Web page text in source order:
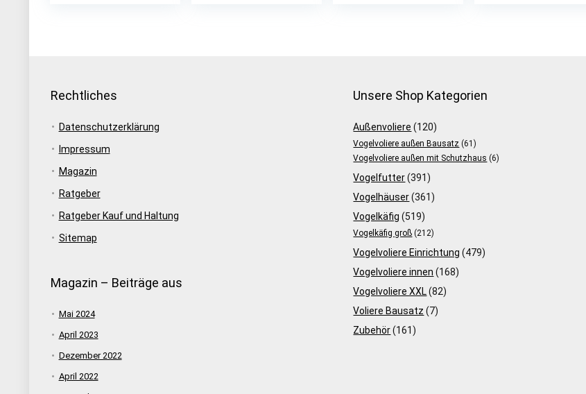
Rechtliches
Datenschutzerklärung
Impressum
Magazin
Ratgeber
Ratgeber Kauf und Haltung
Sitemap
Magazin – Beiträge aus
Mai 2024
April 2023
Dezember 2022
April 2022
Unsere Shop Kategorien
Außenvoliere (120)
Vogelvoliere außen Bausatz (61)
Vogelvoliere außen mit Schutzhaus (6)
Vogelfutter (391)
Vogelhäuser (361)
Vogelkäfig (519)
Vogelkäfig groß (212)
Vogelvoliere Einrichtung (479)
Vogelvoliere innen (168)
Vogelvoliere XXL (82)
Voliere Bausatz (7)
Zubehör (161)